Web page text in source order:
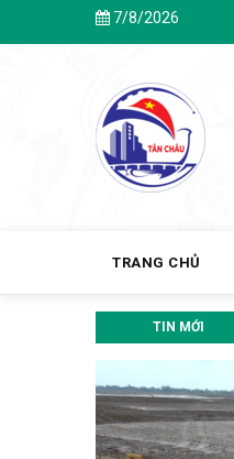
7/8/2026
NAVIGATION
TRANG CHỦ
TIN MỚI